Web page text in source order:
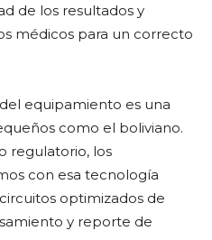
de los resultados y
médicos para un correcto
equipamiento es una
como el boliviano.
regulatorio, los
con esa tecnología
optimizados de
y reporte de